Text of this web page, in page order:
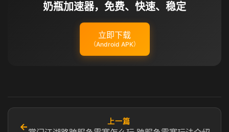
奶瓶加速器，免费、快速、稳定
立即下载
（Android APK）
←
上一篇